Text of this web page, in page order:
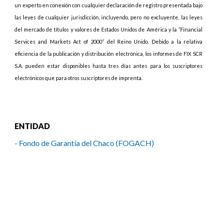
un experto en conexión con cualquier declaración de registro presentada bajo
las leyes de cualquier jurisdicción, incluyendo, pero no excluyente, las leyes
del mercado de títulos y valores de Estados Unidos de América y la “Financial
Services and Markets Act of 2000” del Reino Unido. Debido a la relativa
eficiencia de la publicación y distribución electrónica, los informes de FIX SCR
S.A. pueden estar disponibles hasta tres días antes para los suscriptores
electrónicos que para otros suscriptores de imprenta.
ENTIDAD
- Fondo de Garantía del Chaco (FOGACH)